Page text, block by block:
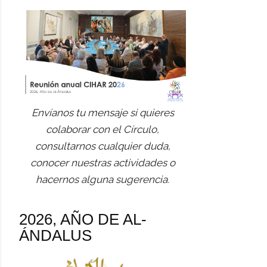
Envíanos tu mensaje si quieres
colaborar con el Círculo,
consultarnos cualquier duda,
conocer nuestras actividades o
hacernos alguna sugerencia.
2026, AÑO DE AL-
ÁNDALUS